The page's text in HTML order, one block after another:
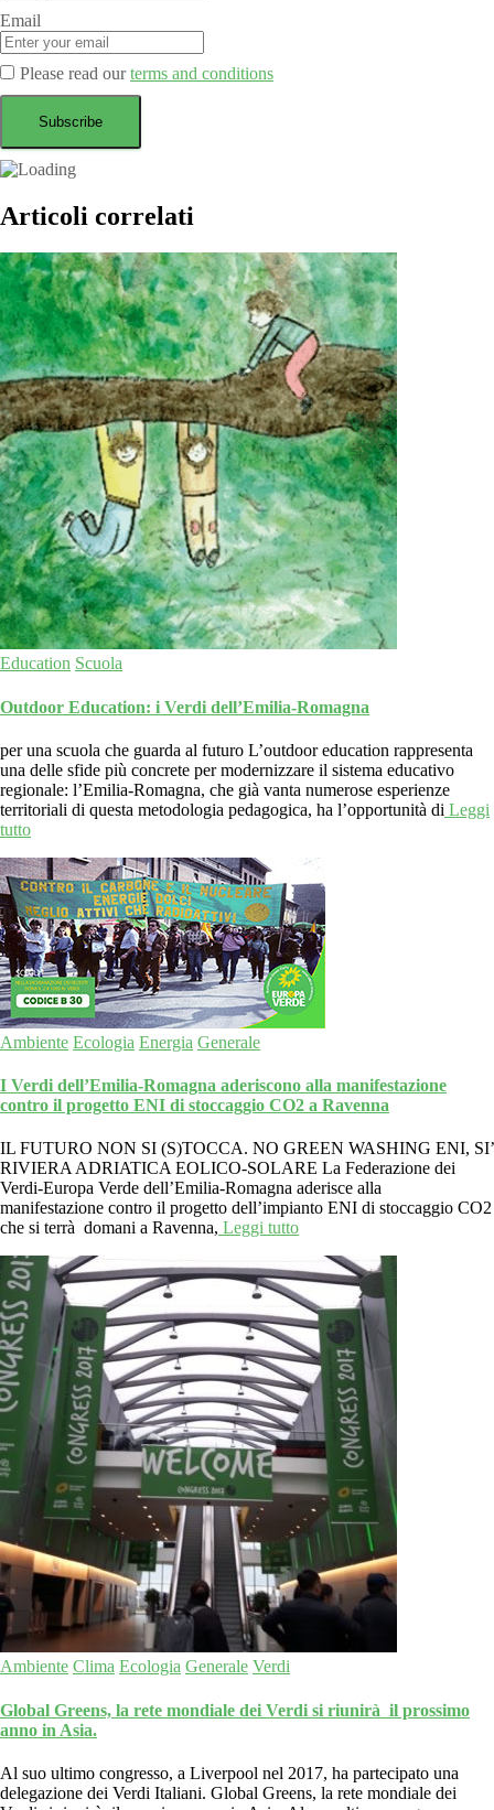
Email
Please read ourterms and conditions
Articoli correlati
Education Scuola
Outdoor Education: i Verdi dell’Emilia-Romagna
per una scuola che guarda al futuro L’outdoor education rappresenta
una delle sfide più concrete per modernizzare il sistema educativo
regionale: l’Emilia-Romagna, che già vanta numerose esperienze
territoriali di questa metodologia pedagogica, ha l’opportunità di Leggi
tutto
Ambiente Ecologia Energia Generale
I Verdi dell’Emilia-Romagna aderiscono alla manifestazione
contro il progetto ENI di stoccaggio CO2 a Ravenna
IL FUTURO NON SI (S)TOCCA. NO GREEN WASHING ENI, SI’
RIVIERA ADRIATICA EOLICO-SOLARE La Federazione dei
Verdi-Europa Verde dell’Emilia-Romagna aderisce alla
manifestazione contro il progetto dell’impianto ENI di stoccaggio CO2
che si terrà domani a Ravenna, Leggi tutto
Ambiente Clima Ecologia Generale Verdi
Global Greens, la rete mondiale dei Verdi si riunirà il prossimo
anno in Asia.
Al suo ultimo congresso, a Liverpool nel 2017, ha partecipato una
delegazione dei Verdi Italiani. Global Greens, la rete mondiale dei